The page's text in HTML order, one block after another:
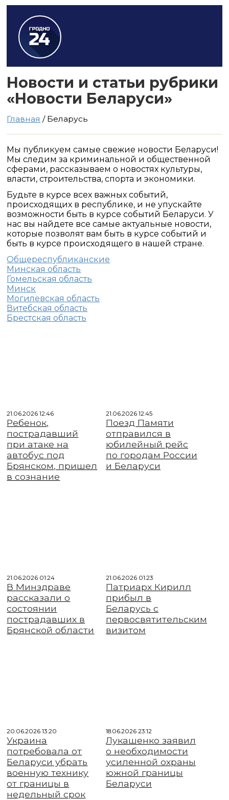
Новости и статьи рубрики
«Новости Беларуси»
Главная / Беларусь
Мы публикуем самые свежие новости Беларуси!
Мы следим за криминальной и общественной
сферами, рассказываем о новостях культуры,
власти, строительства, спорта и экономики.
Будьте в курсе всех важных событий,
происходящих в республике, и не упускайте
возможности быть в курсе событий Беларуси. У
нас вы найдете все самые актуальные новости,
которые позволят вам быть в курсе событий и
быть в курсе происходящего в нашей стране.
Общереспубликанские
Минская область
Гомельская область
Минск
Могилевская область
Витебская область
Брестская область
21.06.2026 12:46
Ребенок,
пострадавший
при атаке на
автобус под
Брянском, пришел
в сознание
21.06.2026 12:45
Поезд Памяти
отправился в
юбилейный рейс
по городам России
и Беларуси
21.06.2026 01:24
В Минздраве
рассказали о
состоянии
пострадавших в
Брянской области
21.06.2026 01:23
Патриарх Кирилл
прибыл в
Беларусь с
первосвятительским
визитом
20.06.2026 13:20
Украина
потребовала от
Беларуси убрать
военную технику
от границы в
недельный срок
18.06.2026 23:12
Лукашенко заявил
о необходимости
усиленной охраны
южной границы
Беларуси